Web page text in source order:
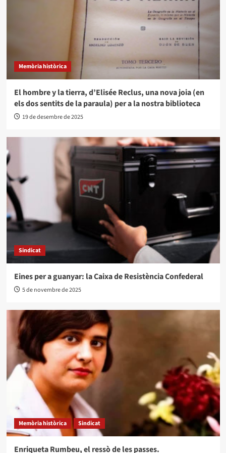
Memòria històrica
El hombre y la tierra, d’Elisée Reclus, una nova joia (en
els dos sentits de la paraula) per a la nostra biblioteca
19 de desembre de 2025
Sindicat
Eines per a guanyar: la Caixa de Resistència Confederal
5 de novembre de 2025
Memòria històrica Sindicat
Enriqueta Rumbeu, el ressò de les passes.